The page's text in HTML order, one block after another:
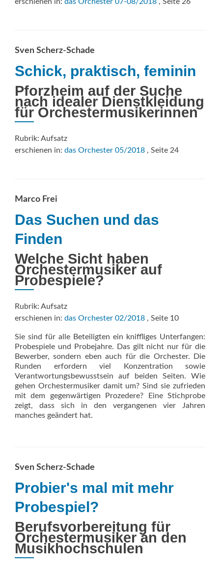
Sven Scherz-Schade
Schick, praktisch, feminin
Pforzheim auf der Suche
nach idealer Dienstkleidung
für Orchestermusikerinnen
Rubrik: Aufsatz
erschienen in: das Orchester 05/2018 , Seite 24
Marco Frei
Das Suchen und das
Finden
Welche Sicht haben
Orchestermusiker auf
Probespiele?
Rubrik: Aufsatz
erschienen in: das Orchester 02/2018 , Seite 10
Sie sind für alle Beteiligten ein kniffliges Unterfangen:
Probespiele und Probejahre. Das gilt nicht nur für die
Bewerber, sondern eben auch für die Orchester. Die
Runden erfordern viel Konzentration sowie
Verantwortungsbewusstsein auf beiden Seiten. Wie
gehen Orchestermusiker damit um? Sind sie zufrieden
mit dem gegenwärtigen Prozedere? Eine Stichprobe
zeigt, dass sich in den vergangenen vier Jahren
manches geändert hat.
Sven Scherz-Schade
Probier's mal mit mehr
Probespiel?
Berufsvorbereitung für
Orchestermusiker an den
Musikhochschulen